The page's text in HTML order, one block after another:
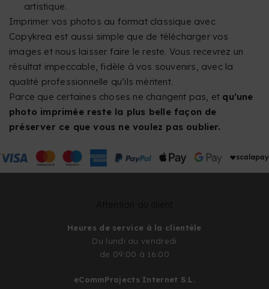
artistique.
Imprimer vos photos au format classique avec
Copykrea est aussi simple que de télécharger vos
images et nous laisser faire le reste. Vous recevrez un
résultat impeccable, fidèle à vos souvenirs, avec la
qualité professionnelle qu’ils méritent.
Parce que certaines choses ne changent pas, et qu’une
photo imprimée reste la plus belle façon de
préserver ce que vous ne voulez pas oublier.
Heures de service à la clientèle
Du lundi au vendredi
de 09:00 à 16:00
eCommProjects Internet S.L.